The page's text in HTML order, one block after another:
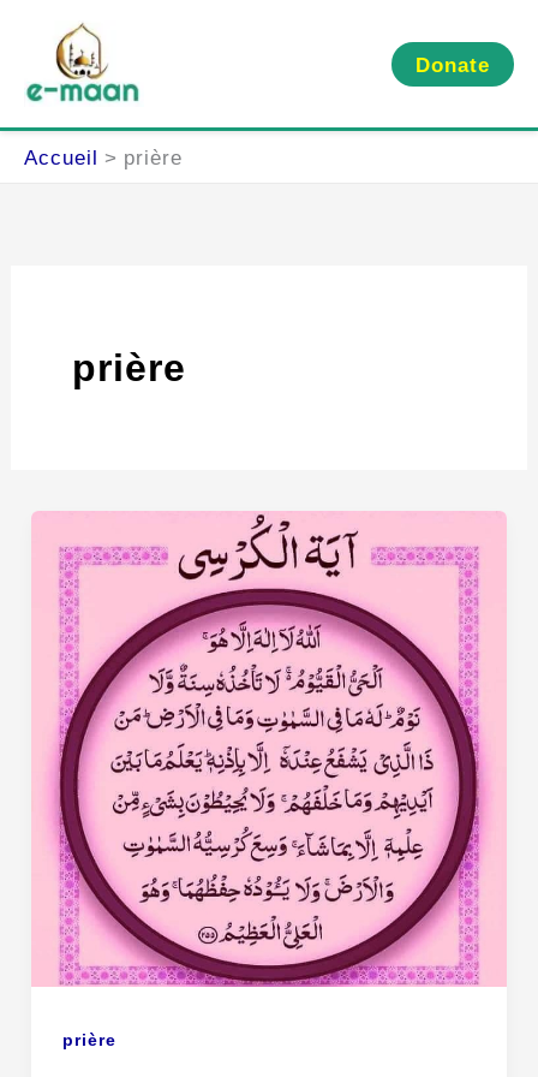
contenu
Donate
Accueil prière
prière
prière